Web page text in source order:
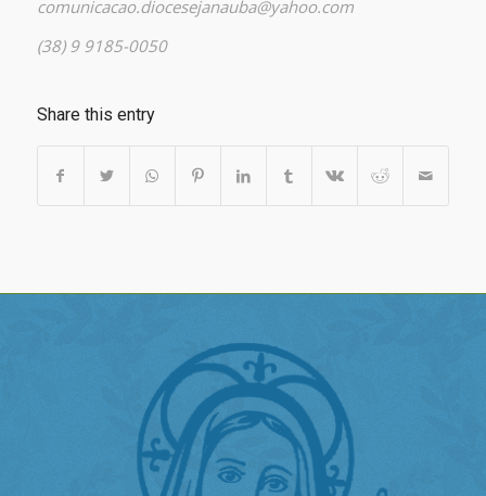
comunicacao.diocesejanauba@yahoo.com
(38) 9 9185-0050
Share this entry